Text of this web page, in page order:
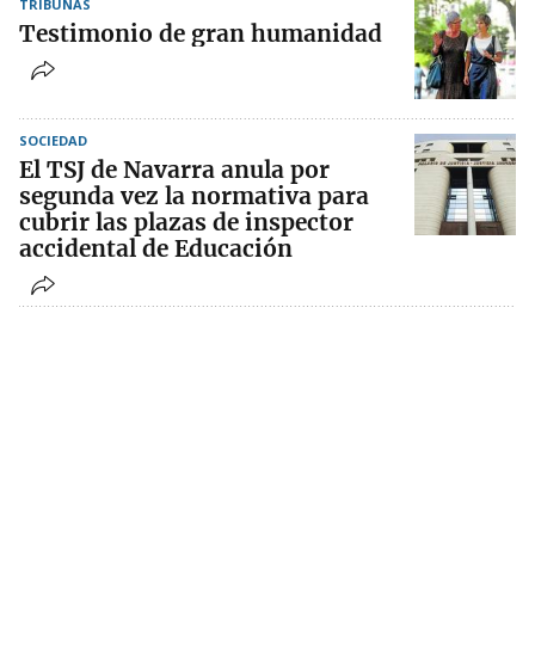
TRIBUNAS
Testimonio de gran humanidad
SOCIEDAD
El TSJ de Navarra anula por
segunda vez la normativa para
cubrir las plazas de inspector
accidental de Educación